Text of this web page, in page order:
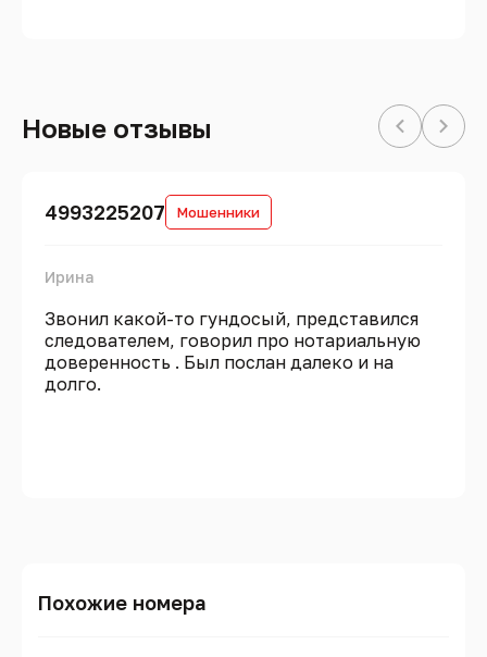
Новые отзывы
4993225207 Мошенники
Ирина
Звонил какой-то гундосый, представился
следователем, говорил про нотариальную
доверенность . Был послан далеко и на
долго.
Похожие номера